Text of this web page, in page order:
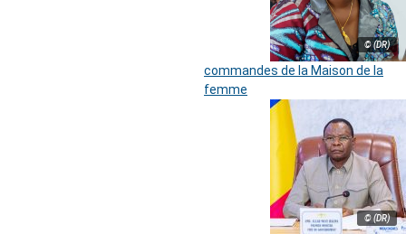
© (DR)
commandes de la Maison de la
femme
© (DR)